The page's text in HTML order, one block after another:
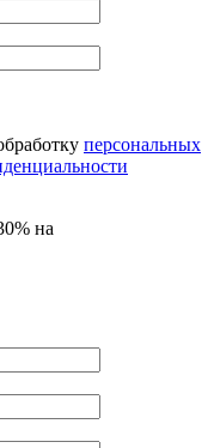
персональных
на